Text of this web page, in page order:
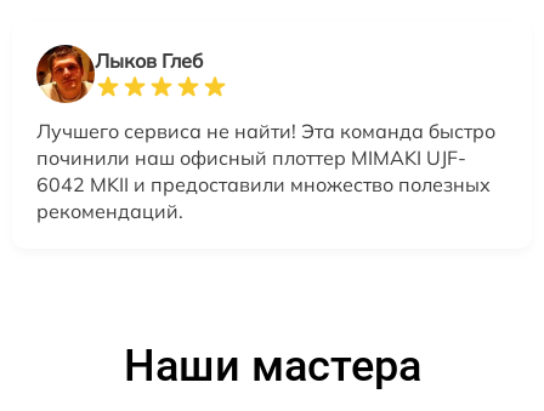
Лыков Глеб
Лучшего сервиса не найти! Эта команда быстро
починили наш офисный плоттер MIMAKI UJF-
6042 MKII и предоставили множество полезных
рекомендаций.
Наши мастера